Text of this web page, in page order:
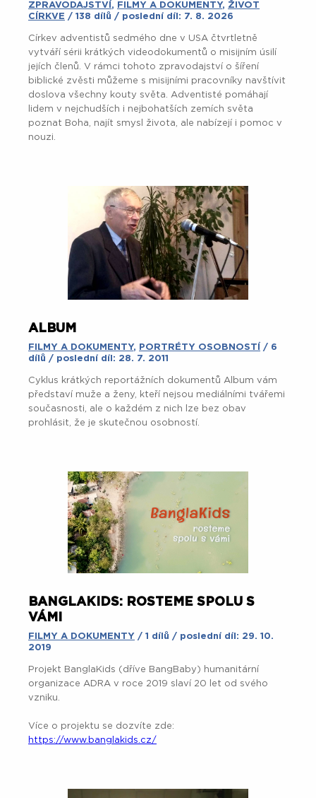
ZPRAVODAJSTVÍ , FILMY A DOKUMENTY, ŽIVOT
CÍRKVE / 138 dílů / poslední díl: 7. 8. 2026
Církev adventistů sedmého dne v USA čtvrtletně
vytváří sérii krátkých videodokumentů o misijním úsilí
jejích členů. V rámci tohoto zpravodajství o šíření
biblické zvěsti můžeme s misijními pracovníky navštívit
doslova všechny kouty světa. Adventisté pomáhají
lidem v nejchudších i nejbohatších zemích světa
poznat Boha, najít smysl života, ale nabízejí i pomoc v
nouzi.
ALBUM
FILMY A DOKUMENTY, PORTRÉTY OSOBNOSTÍ
/ 6
dílů / poslední díl: 28. 7. 2011
Cyklus krátkých reportážních dokumentů Album vám
představí muže a ženy, kteří nejsou mediálními tvářemi
současnosti, ale o každém z nich lze bez obav
prohlásit, že je skutečnou osobností.
BANGLAKIDS: ROSTEME SPOLU S
VÁMI
FILMY A DOKUMENTY / 1 dílů / poslední díl: 29. 10.
2019
Projekt BanglaKids (dříve BangBaby) humanitární
organizace ADRA v roce 2019 slaví 20 let od svého
vzniku.
Více o projektu se dozvíte zde:
https://www.banglakids.cz/